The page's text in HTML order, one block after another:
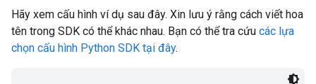
Hãy xem cấu hình ví dụ sau đây. Xin lưu ý rằng cách viết hoa
tên trong SDK có thể khác nhau. Bạn có thể tra cứu các lựa
chọn cấu hình Python SDK tại đây.